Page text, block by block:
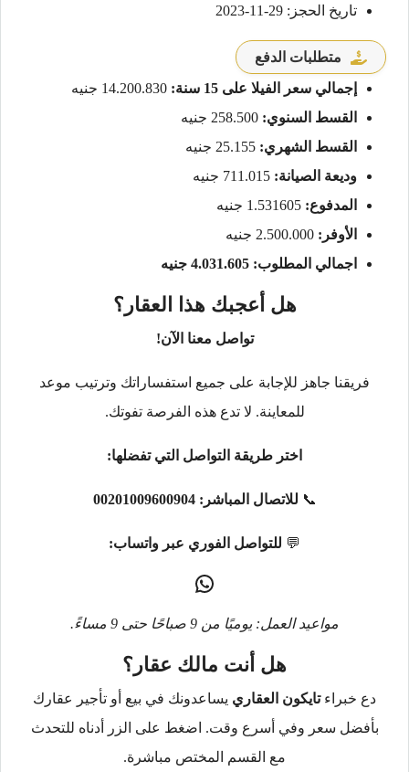
تاريخ الحجز: 29-11-2023
متطلبات الدفع
إجمالي سعر الفيلا على 15 سنة:
القسط السنوي:
القسط الشهري:
وديعة الصيانة:
المدفوع:
الأوفر:
اجمالي المطلوب: 4.031.605 جنيه
هل أعجبك هذا العقار؟
تواصل معنا الآن!
فريقنا جاهز للإجابة على جميع استفساراتك وترتيب موعد
للمعاينة. لا تدع هذه الفرصة تفوتك.
اختر طريقة التواصل التي تفضلها:
📞 للاتصال المباشر: 00201009600904
💬 للتواصل الفوري عبر واتساب:
مواعيد العمل: يوميًا من 9 صباحًا حتى 9 مساءً.
هل أنت مالك عقار؟
دع خبراءتايكون العقاري يساعدونك في بيع أو تأجير عقارك
بأفضل سعر وفي أسرع وقت. اضغط على الزر أدناه للتحدث
مع القسم المختص مباشرة.